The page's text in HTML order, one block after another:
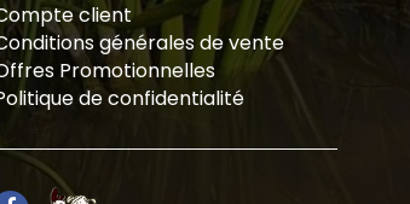
client
générales de vente
Promotionnelles
de confidentialité